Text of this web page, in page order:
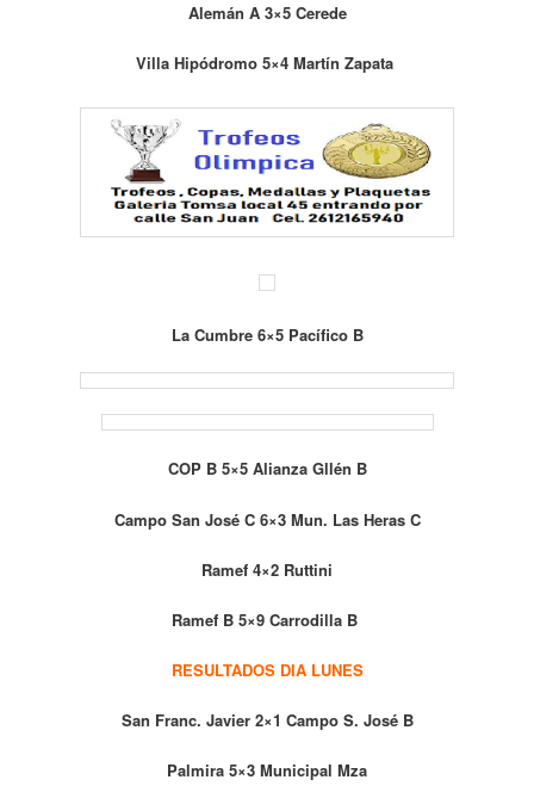
Alemán A 3×5 Cerede
Villa Hipódromo 5×4 Martín Zapata
La Cumbre 6×5 Pacífico B
COP B 5×5 Alianza Gllén B
Campo San José C 6×3 Mun. Las Heras C
Ramef 4×2 Ruttini
Ramef B 5×9 Carrodilla B
RESULTADOS DIA LUNES
San Franc. Javier 2×1 Campo S. José B
Palmira 5×3 Municipal Mza